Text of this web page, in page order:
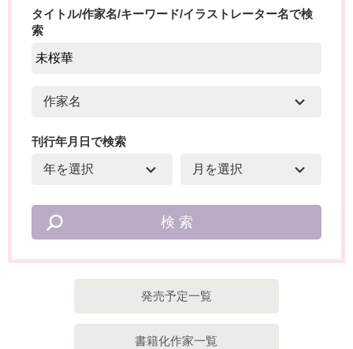
タイトル/作家名/キーワード/イラストレーター名で検
索
刊行年月日で検索
発売予定一覧
書籍化作家一覧